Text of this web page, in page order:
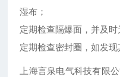
湿布；
定期检查隔爆面，并及
定期检查密封圈，如发现
上海言泉电气科技有限